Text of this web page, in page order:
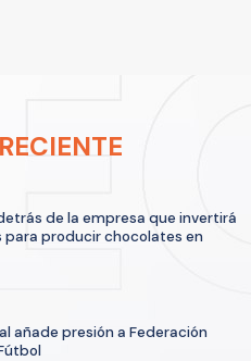
de la empresa que invertirá
para producir chocolates en
añade presión a Federación